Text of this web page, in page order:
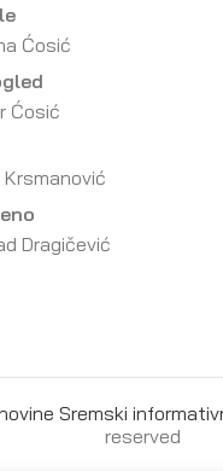
Ćosić
Ćosić
Krsmanović
Dragičević
Sremski
reserved